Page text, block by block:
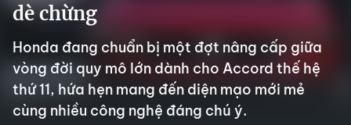
dè chừng
Honda đang chuẩn bị một đợt nâng cấp giữa
vòng đời quy mô lớn dành cho Accord thế hệ
thứ 11, hứa hẹn mang đến diện mạo mới mẻ
cùng nhiều công nghệ đáng chú ý.